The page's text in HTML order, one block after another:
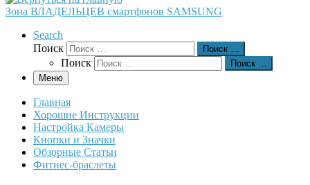
Зона ВЛАДЕЛЬЦЕВ смартфонов SAMSUNG
Search
Поиск
Поиск …
Поиск
Поиск …
Меню
Главная
Хорошие Инструкции
Настройка Камеры
Кнопки и Значки
Обзорные Статьи
Фитнес-браслеты